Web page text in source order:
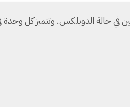
حالة الدوبلكس. وتتميز كل وحدة